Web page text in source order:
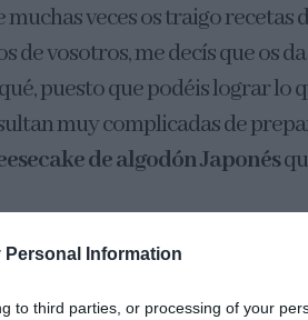
Personal Information
to third parties, or processing of your
muchas veces os traigo recetas
de vosotros, me decís que os
puesto que podéis lograr lo
muy complicadas de
de algodón Japonés
en 2 días? En total he
inferior a 48 horas. Igual os